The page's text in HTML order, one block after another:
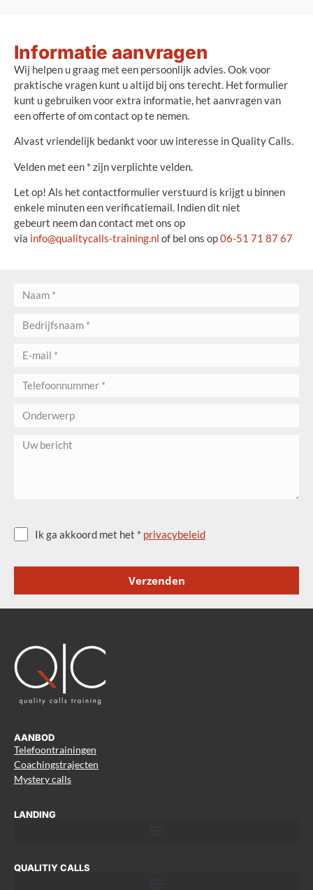
Informatie aanvragen
Wij helpen u graag met een persoonlijk advies. Ook voor
praktische vragen kunt u altijd bij ons terecht. Het formulier
kunt u gebruiken voor extra informatie, het aanvragen van
een offerte of om contact op te nemen.
Alvast vriendelijk bedankt voor uw interesse in Quality Calls.
Velden met een * zijn verplichte velden.
Let op! Als het contactformulier verstuurd is krijgt u binnen
enkele minuten een verificatiemail. Indien dit niet
gebeurt neem dan contact met ons op
via info@qualitycalls-training.nl of bel ons op06-51 71 87 67
Ik ga akkoord met het * privacybeleid
Verzenden
AANBOD
Telefoontrainingen
Coachingstrajecten
Mystery calls
LANDING
QUALITIY CALLS